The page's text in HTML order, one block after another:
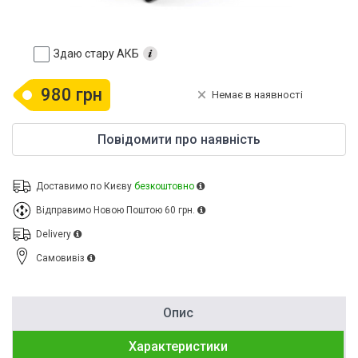
Здаю стару АКБ
980 грн Немає в наявності
Повідомити про наявність
Доставимо по Києву безкоштовно
Відправимо Новою Поштою 60 грн.
Delivery
Cамовивіз
Опис
Характеристики